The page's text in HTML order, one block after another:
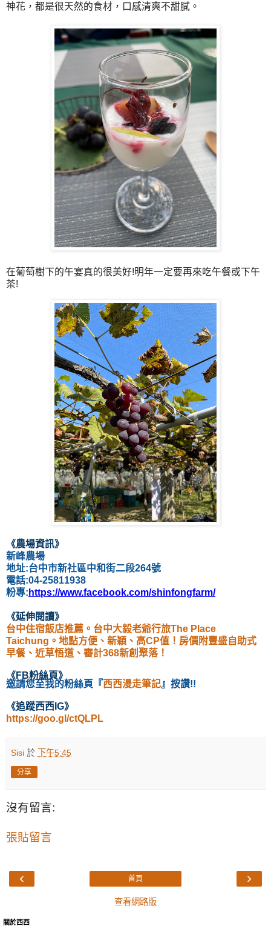
神花，都是很天然的食材，口感清爽不甜膩。
在葡萄樹下的午宴真的很美好!明年一定要再來吃午餐或下午
茶!
《農場資訊》
新峰農場
地址:台中市新社區中和街二段264號
電話:04-25811938
粉專: https://www.facebook.com/shinfongfarm/
《延伸閱讀》
台中住宿飯店推薦。台中大毅老爺行旅The Place
Taichung。地點方便、新穎、高CP值！房價附豐盛自助式
早餐、近草悟道、審計368新創聚落！
《FB粉絲頁》
邀請您至我的粉絲頁
『西西漫走筆記』按讚!!
《追蹤西西IG》
https://goo.gl/ctQLPL
Sisi 於 下午5:45
分享
沒有留言:
張貼留言
‹ ›
首頁
查看網路版
關於西西